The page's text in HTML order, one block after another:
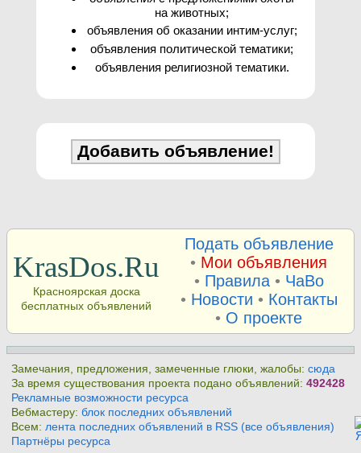
на животных;
объявления об оказании интим-услуг;
объявления политической тематики;
объявления религиозной тематики.
KrasDos.Ru
Красноярская доска
бесплатных объявлений
Подать объявление
• Мои объявления
• Правила• ЧаВо
• Новости • Контакты
• О проекте
Замечания, предложения, замеченные глюки, жалобы:сюда
За время существования проекта подано объявлений:492428
Рекламные возможности ресурса
Вебмастеру:блок последних объявлений
Всем: лента последних объявлений в RSS (все объявления)
Партнёры ресурса